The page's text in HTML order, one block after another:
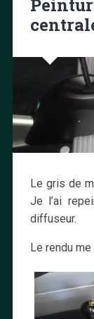
Le gris de
Je l’ai
diffuseur.
Le rendu